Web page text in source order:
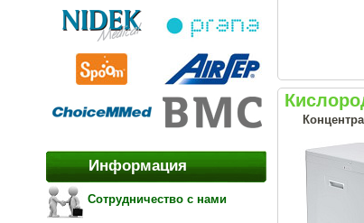
Информация
Сотрудничество с нами